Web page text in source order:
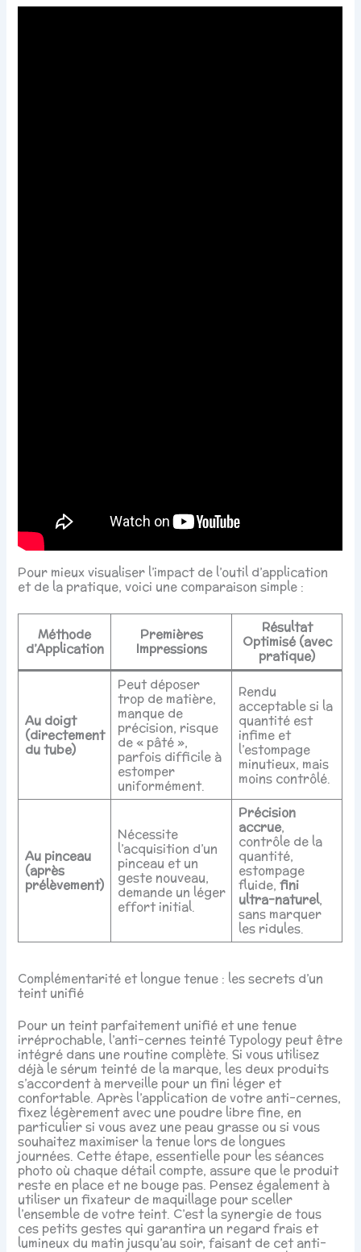
Pour mieux visualiser l’impact de l’outil d’application
et de la pratique, voici une comparaison simple :
Méthode
d’Application
Premières
Impressions
Résultat
Optimisé (avec
pratique)
Au doigt
(directement
du tube)
Peut déposer
trop de matière,
manque de
précision, risque
de « pâté »,
parfois difficile à
estomper
uniformément.
Rendu
acceptable si la
quantité est
infime et
l’estompage
minutieux, mais
moins contrôlé.
Au pinceau
(après
prélèvement)
Nécessite
l’acquisition d’un
pinceau et un
geste nouveau,
demande un léger
effort initial.
Précision
accrue,
contrôle de la
quantité,
estompage
fluide, fini
ultra-naturel,
sans marquer
les ridules.
Complémentarité et longue tenue : les secrets d’un
teint unifié
Pour un teint parfaitement unifié et une tenue
irréprochable, l’anti-cernes teinté Typology peut être
intégré dans une routine complète. Si vous utilisez
déjà le sérum teinté de la marque, les deux produits
s’accordent à merveille pour un fini léger et
confortable. Après l’application de votre anti-cernes,
fixez légèrement avec une poudre libre fine, en
particulier si vous avez une peau grasse ou si vous
souhaitez maximiser la tenue lors de longues
journées. Cette étape, essentielle pour les séances
photo où chaque détail compte, assure que le produit
reste en place et ne bouge pas. Pensez également à
utiliser un fixateur de maquillage pour sceller
l’ensemble de votre teint. C’est la synergie de tous
ces petits gestes qui garantira un regard frais et
lumineux du matin jusqu’au soir, faisant de cet anti-